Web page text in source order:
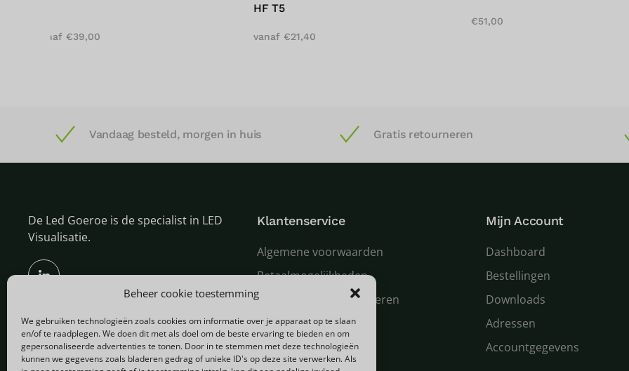
Beheer cookie toestemming
We gebruiken technologieën zoals cookies om informatie over je apparaat op te slaan
en/of te raadplegen. We doen dit met als doel om de beste ervaring te bieden en om
gepersonaliseerde advertenties te tonen. Door in te stemmen met deze technologieën
kunnen we gegevens zoals bladeren gedrag of unieke ID's op deze site verwerken. Als
vanaf €21,40
Vandaag besteld, morgen in huis Gratis retourneren
De Led Goeroe is de specialist in LED
Visualisatie.
Klantenservice
Algemene voorwaarden
Betaalmogelijkheden
Verzenden en retourneren
Garantie en service
Over ons
Mijn Account
Dashboard
Bestellingen
Downloads
Adressen
Accountgegevens